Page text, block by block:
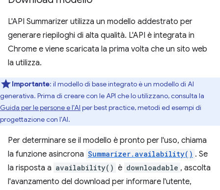
L'API Summarizer utilizza un modello addestrato per
generare riepiloghi di alta qualità. L'API è integrata in
Chrome e viene scaricata la prima volta che un sito web
la utilizza.
Importante: il modello di base integrato è un modello di AI
generativa. Prima di creare con le API che lo utilizzano, consulta la
Guida per le persone e l'AI per best practice, metodi ed esempi di
progettazione con l'AI.
Per determinare se il modello è pronto per l'uso, chiama
la funzione asincrona Summarizer.availability() . Se
la risposta a availability() è downloadable , ascolta
l'avanzamento del download per informare l'utente,